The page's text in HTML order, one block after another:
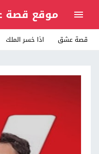
موقع
قصة عشق اذا خسر الملك